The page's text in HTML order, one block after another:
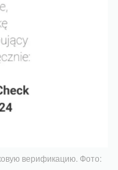
верификацию. Фото: